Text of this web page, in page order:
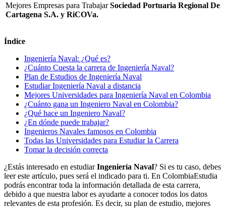
Mejores Empresas para Trabajar Sociedad Portuaria Regional De
Cartagena S.A. y RiCOVa.
Índice
Ingeniería Naval: ¿Qué es?
¿Cuánto Cuesta la carrera de Ingeniería Naval?
Plan de Estudios de Ingeniería Naval
Estudiar Ingeniería Naval a distancia
Mejores Universidades para Ingeniería Naval en Colombia
¿Cuánto gana un Ingeniero Naval en Colombia?
¿Qué hace un Ingeniero Naval?
¿En dónde puede trabajar?
Ingenieros Navales famosos en Colombia
Todas las Universidades para Estudiar la Carrera
Tomar la decisión correcta
¿Estás interesado en estudiarIngeniería Naval? Si es tu caso, debes
leer este artículo, pues será el indicado para ti. En ColombiaEstudia
podrás encontrar toda la información detallada de esta carrera,
debido a que nuestra labor es ayudarte a conocer todos los datos
relevantes de esta profesión. Es decir, su plan de estudio, mejores